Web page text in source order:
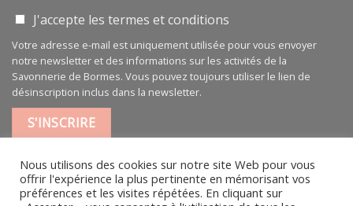
J'accepte les termes et conditions
Votre adresse e-mail est uniquement utilisée pour vous envoyer
notre newsletter et des informations sur les activités de la
Savonnerie de Bormes. Vous pouvez toujours utiliser le lien de
désinscription inclus dans la newsletter.
Nous utilisons des cookies sur notre site Web pour vous
offrir l'expérience la plus pertinente en mémorisant vos
préférences et les visites répétées. En cliquant sur